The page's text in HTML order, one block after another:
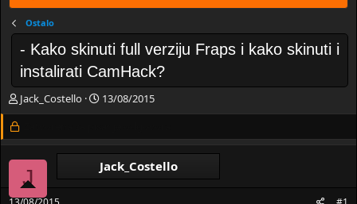
Ostalo
- Kako skinuti full verziju Fraps i kako skinuti i
instalirati CamHack?
Z
a
č
e
i
k
Jack_Costello
D
a
u
m
p
o
13/08/2015
Jack_Costello
J